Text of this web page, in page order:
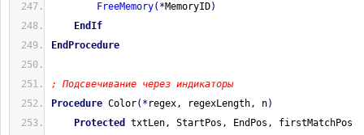
FreeMemory( *MemoryID)
EndIf
EndProcedure
; Подсвечивание через индикаторы
Procedure Color( * regex, regexLength, n)
Protected
txtLen, StartPos, EndPos, firstMatchPos